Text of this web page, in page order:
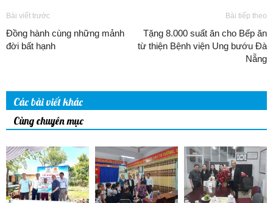
Bài viết trước
Đồng hành cùng những mảnh
đời bất hạnh
Bài tiếp theo
Tặng 8.000 suất ăn cho Bếp ăn
từ thiện Bệnh viện Ung bướu Đà
Nẵng
Các bài viết khác
Cùng chuyên mục